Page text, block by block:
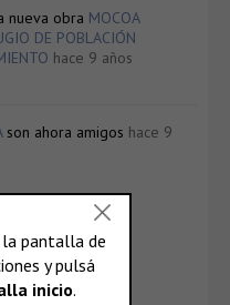
nueva obra MOCOA
DE POBLACIÓN
hace 9 años
son ahora amigos hace 9